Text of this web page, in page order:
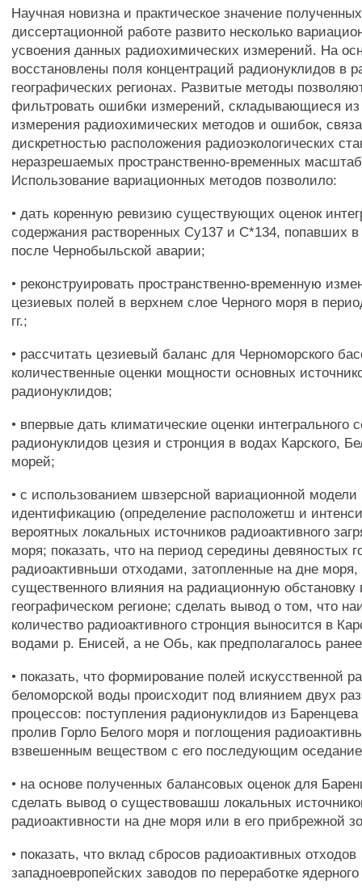
Научная новизна и практическое значение
диссертационной работе развито несколько
усвоения данных радиохимических измерений. На
восстановлены поля концентраций радионуклидов в
географических регионах. Развитые методы
фильтровать ошибки измерений, складывающиеся из
измерения радиохимических методов и ошибок,
дискретностью расположения радиоэкологических
неразрешаемых пространственно-временных
Использование вариационных методов позволило:
• дать коренную ревизию существующих оценок
содержания растворенных Су137 и С*134, попавших
после Чернобыльской аварии;
• реконструировать пространственно-временную
цезиевых полей в верхнем слое Черного моря в
гг.;
• рассчитать цезиевый баланс для Черноморского
количественные оценки мощности основных
радионуклидов;
• впервые дать климатические оценки интегрального
радионуклидов цезия и стронция в водах Карского,
морей;
• с использованием швзерсной вариационной модели
идентификацию (определение расположетш и
вероятных локальных источников радиоактивного
моря; показать, что на период середины девяностых
радиоактивньши отходами, затопленные на дне моря,
существенного влияния на радиационную обстановку
географическом регионе; сделать вывод о том, что
количество радиоактивного стронция выносится в
водами р. Енисей, а не Обь, как предполагалось
• показать, что формирование полей искусственной
беломорской воды происходит под влиянием двух
процессов: поступления радионуклидов из
пролив Горло Белого моря и поглощения
взвешенным веществом с его последующим
• на основе полученных балансовых оценок для
сделать вывод о существовашш локальных
радиоактивности на дне моря или в его прибрежной
• показать, что вклад сбросов радиоактивных отходов
западноевропейских заводов по переработке